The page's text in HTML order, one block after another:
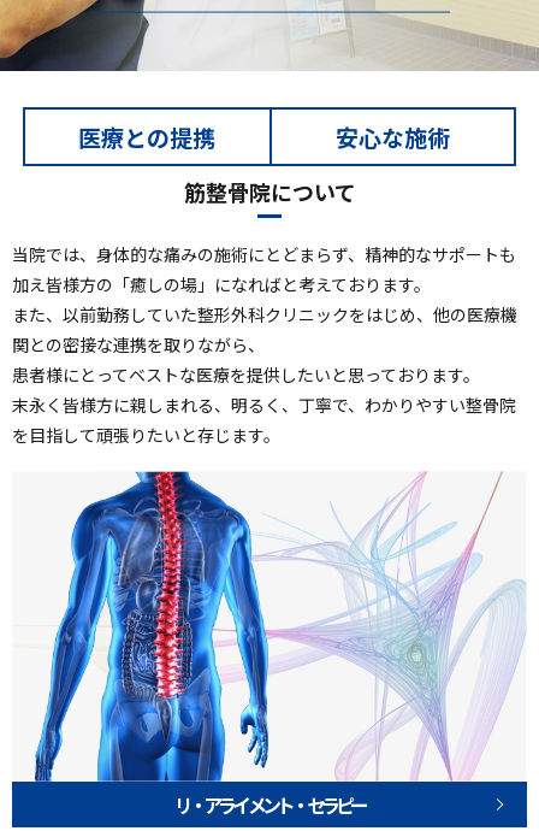
医療との提携 安心な施術
筋整骨院について
当院では、身体的な痛みの施術にとどまらず、精神的なサポートも
加え皆様方の「癒しの場」になればと考えております。
また、以前勤務していた整形外科クリニックをはじめ、他の医療機
関との密接な連携を取りながら、
患者様にとってベストな医療を提供したいと思っております。
末永く皆様方に親しまれる、明るく、丁寧で、わかりやすい整骨院
を目指して頑張りたいと存じます。
リ・アライメント・セラピー